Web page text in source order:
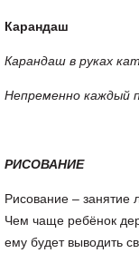
Карандаш
Карандаш в руках
Непременно каждый
РИСОВАНИЕ
Рисование – занятие
Чем чаще ребёнок
ему будет выводить